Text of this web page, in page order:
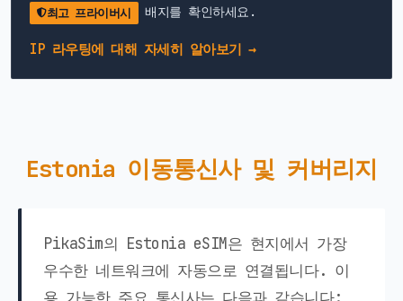
최고 프라이버시 배지를 확인하세요.
IP 라우팅에 대해 자세히 알아보기 →
Estonia 이동통신사 및 커버리지
PikaSim의 Estonia eSIM은 현지에서 가장
우수한 네트워크에 자동으로 연결됩니다. 이